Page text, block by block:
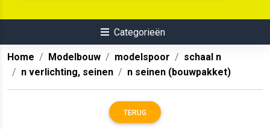
Categorieën
Home Modelbouw modelspoor
schaal n
n verlichting, seinen
n seinen (bouwpakket)
TERUG